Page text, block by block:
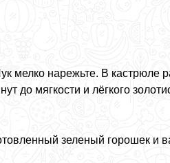
мелко нарежьте. В кастрюле
до мягкости и лёгкого
зеленый горошек и